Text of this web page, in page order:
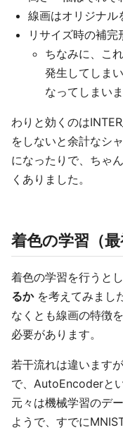
線画はオリジナル
リサイズ時の補完
ちなみに、こ
発生してしま
なってしまい
わりと効くのは
をしないと余計なシ
になったりで、ちゃ
くありました。
着色の学習（最
着色の学習を行うと
るかを考えてみまし
なくとも線画の特徴
必要があります。
若干流れは違います
で、AutoEncoderと
元々は機械学習のデ
ようで、すでに